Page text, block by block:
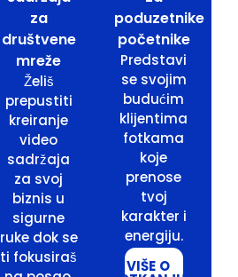
za
društvene
mreže
Želiš
prepustiti
kreiranje
video
sadržaja
za svoj
biznis u
sigurne
ruke dok se
ti fokusiraš
poduzetnike
početnike
Predstavi
se svojim
budućim
klijentima
fotkama
koje
prenose
tvoj
karakter i
energiju.
VIŠE O